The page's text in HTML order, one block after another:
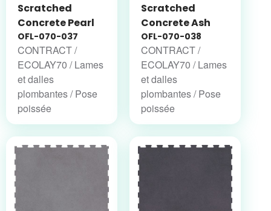
Scratched
Concrete Pearl
OFL-070-037
CONTRACT /
ECOLAY70 / Lames
et dalles
plombantes / Pose
poissée
Scratched
Concrete Ash
OFL-070-038
CONTRACT /
ECOLAY70 / Lames
et dalles
plombantes / Pose
poissée